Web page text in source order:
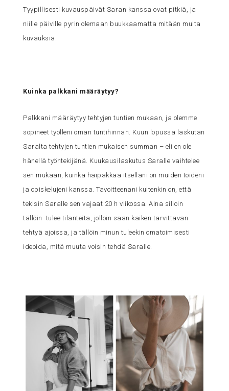
Tyypillisesti kuvauspäivät Saran kanssa ovat pitkiä, ja
niille päiville pyrin olemaan buukkaamatta mitään muita
kuvauksia.
Kuinka palkkani määräytyy?
Palkkani määräytyy tehtyjen tuntien mukaan, ja olemme
sopineet työlleni oman tuntihinnan. Kuun lopussa laskutan
Saralta tehtyjen tuntien mukaisen summan – eli en ole
hänellä työntekijänä. Kuukausilaskutus Saralle vaihtelee
sen mukaan, kuinka haipakkaa itselläni on muiden töideni
ja opiskelujeni kanssa. Tavoitteenani kuitenkin on, että
tekisin Saralle sen vajaat 20 h viikossa. Aina silloin
tällöin tulee tilanteita, jolloin saan kaiken tarvittavan
tehtyä ajoissa, ja tällöin minun tuleekin omatoimisesti
ideoida, mitä muuta voisin tehdä Saralle.